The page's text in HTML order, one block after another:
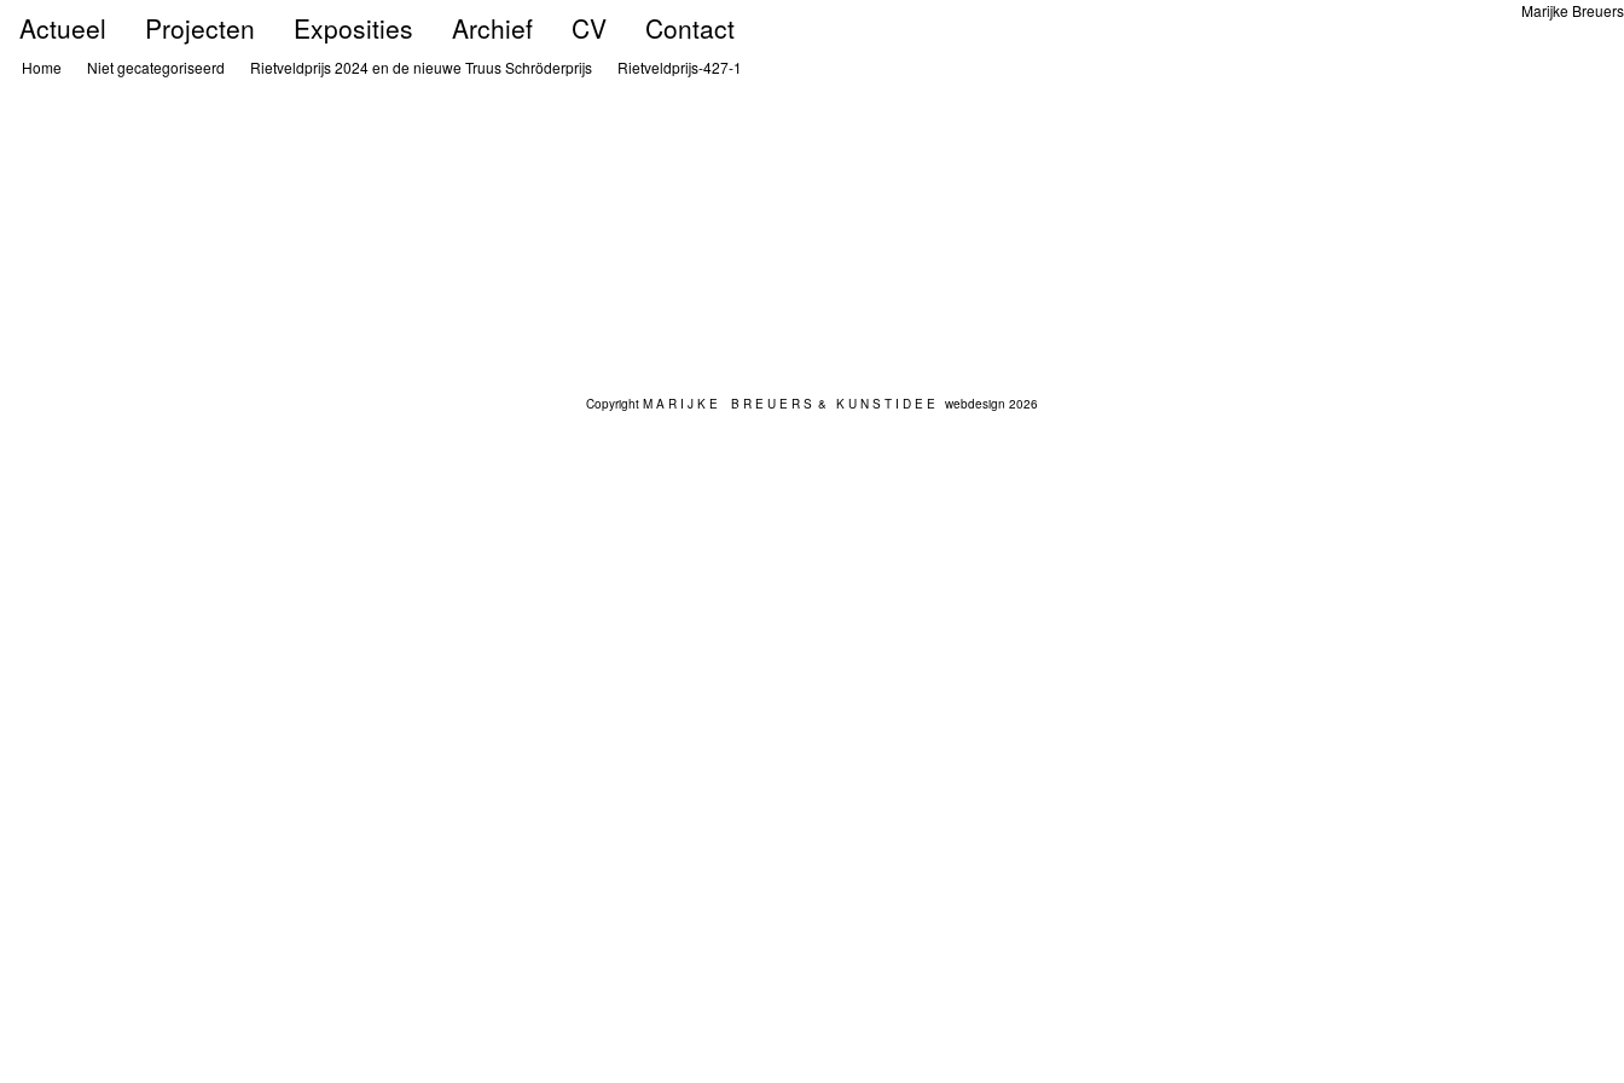
naar
inhoud
Actueel Projecten Exposities Archief CV Contact Marijke Breuers
Home Niet gecategoriseerd Rietveldprijs 2024 en de nieuwe Truus Schröderprijs Rietveldprijs-427-1
Copyright M A R I J K E B R E U E R S & K U N S T I D E E webdesign 2026